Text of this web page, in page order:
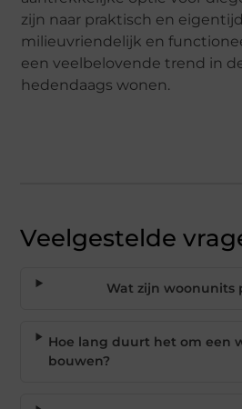
zijn naar praktisch en
milieuvriendelijk en
een veelbelovende trend in
hedendaags wonen.
Veelgestelde
Wat zijn woonunits
Hoe lang duurt het om een
bouwen?